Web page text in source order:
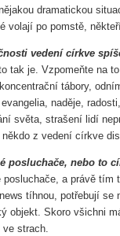
dramatickou
volají po pomstě,
vedení církve
tak je. Vzpomeňte na
tábory,
naděje,
světa, strašení lidí
někdo z vedení církve
posluchače, nebo to
posluchače, a právě
tíhnou, potřebují
objekt. Skoro všichni
ve strach.